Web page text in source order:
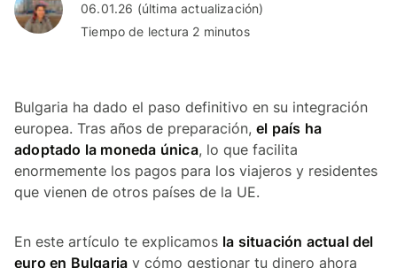
06.01.26 (última actualización)
Tiempo de lectura 2 minutos
Bulgaria ha dado el paso definitivo en su integración
europea. Tras años de preparación, el país ha
adoptado la moneda única, lo que facilita
enormemente los pagos para los viajeros y residentes
que vienen de otros países de la UE.
En este artículo te explicamos la situación actual del
euro en Bulgaria y cómo gestionar tu dinero ahora